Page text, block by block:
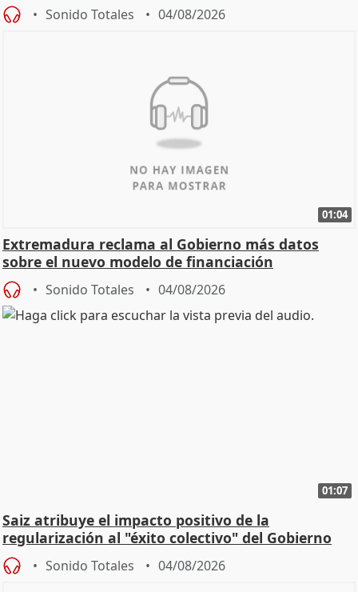
Sonido Totales 04/08/2026
01:04
Extremadura reclama al Gobierno más datos
sobre el nuevo modelo de financiación
Sonido Totales 04/08/2026
01:07
Saiz atribuye el impacto positivo de la
regularización al "éxito colectivo" del Gobierno
Sonido Totales 04/08/2026